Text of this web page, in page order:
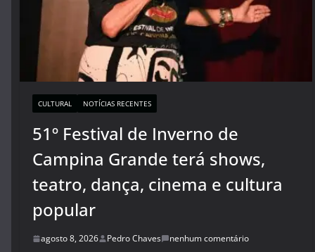
CULTURAL NOTÍCIAS RECENTES
51º Festival de Inverno de
Campina Grande terá shows,
teatro, dança, cinema e cultura
popular
agosto 8, 2026 Pedro Chaves nenhum comentário